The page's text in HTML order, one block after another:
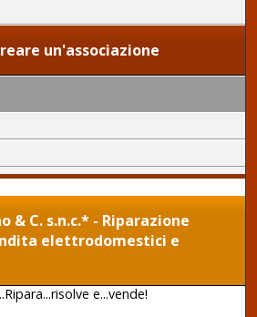
un'associazione
& C. s.n.c.* - Riparazione
elettrodomestici e
e...vende!